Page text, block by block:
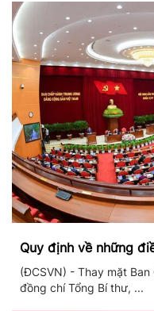
Quy định về những
(ĐCSVN) - Thay mặt
đồng chí Tổng Bí thư, ...